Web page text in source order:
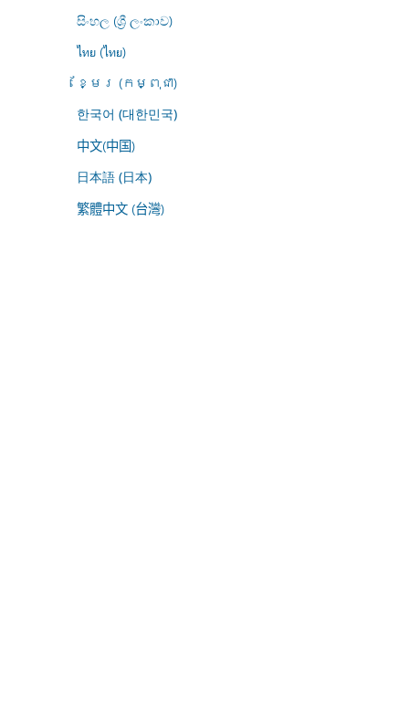
සිංහල (ශ්‍රී ලංකාව)
ไทย (ไทย)
ខ្មែរ (កម្ពុជា)
한국어 (대한민국)
中文(中国)
日本語 (日本)
繁體中文 (台灣)